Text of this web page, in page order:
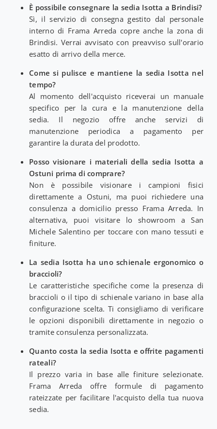
È possibile consegnare la sedia Isotta a Brindisi?
Sì, il servizio di consegna gestito dal personale
interno di Frama Arreda copre anche la zona di
Brindisi. Verrai avvisato con preavviso sull'orario
esatto di arrivo della merce.
Come si pulisce e mantiene la sedia Isotta nel
tempo?
Al momento dell'acquisto riceverai un manuale
specifico per la cura e la manutenzione della
sedia. Il negozio offre anche servizi di
manutenzione periodica a pagamento per
garantire la durata del prodotto.
Posso visionare i materiali della sedia Isotta a
Ostuni prima di comprare?
Non è possibile visionare i campioni fisici
direttamente a Ostuni, ma puoi richiedere una
consulenza a domicilio presso Frama Arreda. In
alternativa, puoi visitare lo showroom a San
Michele Salentino per toccare con mano tessuti e
finiture.
La sedia Isotta ha uno schienale ergonomico o
braccioli?
Le caratteristiche specifiche come la presenza di
braccioli o il tipo di schienale variano in base alla
configurazione scelta. Ti consigliamo di verificare
le opzioni disponibili direttamente in negozio o
tramite consulenza personalizzata.
Quanto costa la sedia Isotta e offrite pagamenti
rateali?
Il prezzo varia in base alle finiture selezionate.
Frama Arreda offre formule di pagamento
rateizzate per facilitare l'acquisto della tua nuova
sedia.